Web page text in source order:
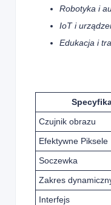
Czujnik obrazu
Efektywne Piksele
Soczewka
Zakres
Interfejs
Robotyka i
IoT i
Edukacja i